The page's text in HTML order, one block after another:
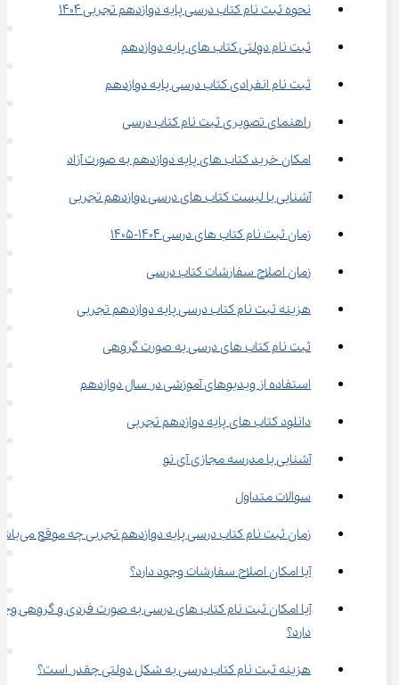
نحوه ثبت نام کتاب درسی پایه دوازدهم تجربی 1404
ثبت نام دولتی کتاب ‌های پایه دوازدهم
ثبت نام انفرادی کتاب درسی پایه دوازدهم
راهنمای تصویری ثبت نام کتاب درسی
امکان خرید کتاب‌ های پایه دوازدهم به صورت آزاد
آشنایی با لیست کتاب ‌های درسی دوازدهم تجربی
زمان ثبت نام کتاب ‌های درسی 1404-1405
زمان اصلاح سفارشات کتاب درسی
هزینه ثبت نام کتاب‌ درسی پایه دوازدهم تجربی
ثبت نام کتاب‌ های درسی به صورت گروهی
استفاده از ویدیوهای آموزشی در سال دوازدهم
دانلود کتاب ‌های پایه دوازدهم تجربی
آشنایی با مدرسه مجازی آی نو
سوالات متداول
زمان ثبت نام کتاب درسی پایه دوازدهم تجربی چه موقع می‌باشد؟
آیا امکان اصلاح سفارشات وجود دارد؟
آیا امکان ثبت نام کتاب های درسی به صورت فردی و گروهی
دارد؟
هزینه ثبت نام کتاب درسی به شکل دولتی چقدر است؟